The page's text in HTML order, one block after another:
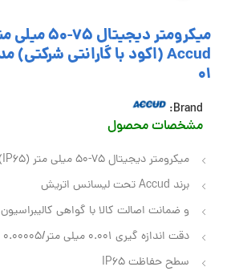
01
Brand:
مشخصات محصول
میکرومتر دیجیتال 75-50 میلی متر (IP65)
برند Accud تحت لیسانس اتریش
و ضمانت اصالت کالا با گواهی کالیبراسیون
دقت اندازه گیری 0.001 میلی‌ متر/0.00005 اینچ
سطح حفاظت IP65